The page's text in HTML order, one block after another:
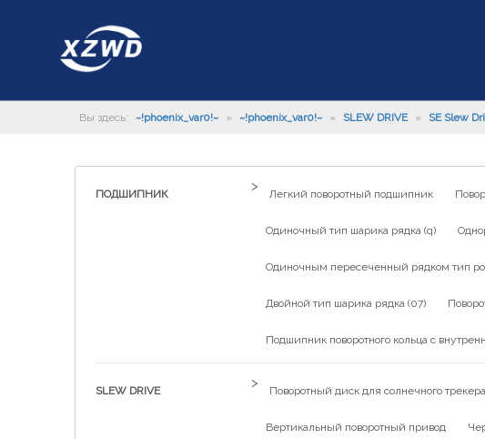
Вы здесь: ~!phoenix_var0!~ » ~!phoenix_var0!~ » SLEW DRIVE » SE Slew
ПОДШИПНИК
>
Легкий поворотный подшипник
Одиночный тип шарика рядка (q)
Одиночным пересеченный рядком тип
Двойной тип шарика рядка (07)
Подшипник поворотного кольца с
SLEW DRIVE
>
Поворотный диск для солнечного трекера
Вертикальный поворотный привод